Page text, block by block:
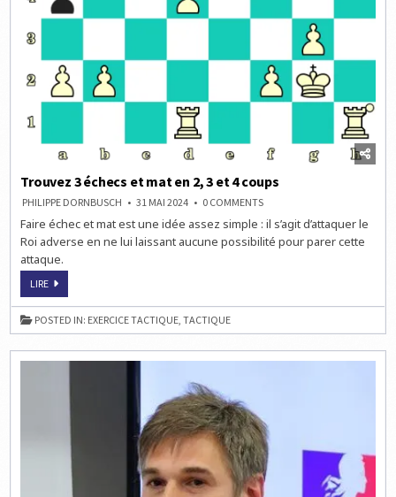
Trouvez 3 échecs et mat en 2, 3 et 4 coups
PHILIPPE DORNBUSCH 31 MAI 2024 0 COMMENTSON
3
ÉCHECS
ET
4
Faire échec et mat est une idée assez simple : il s’agit d’attaquer le
Roi adverse en ne lui laissant aucune possibilité pour parer cette
attaque.
LIRETROUVEZ
ÉCHECS
ET
MAT
EN
POSTED IN: EXERCICE TACTIQUE,TACTIQUE